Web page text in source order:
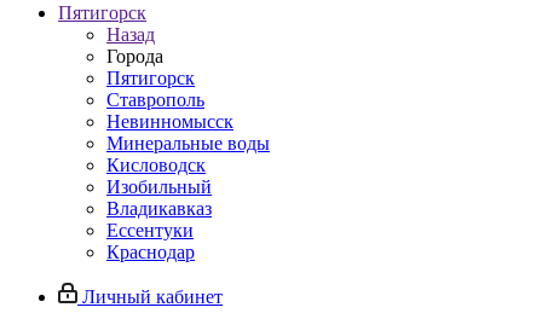
Пятигорск
Назад
Города
Пятигорск
Ставрополь
Невинномысск
Минеральные воды
Кисловодск
Изобильный
Владикавказ
Ессентуки
Краснодар
Личный кабинет